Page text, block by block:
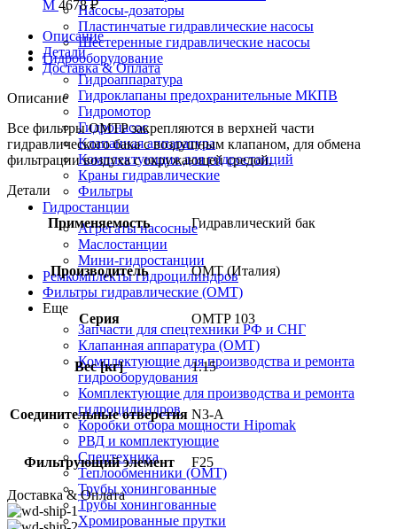
Насосы-дозаторы
Пластинчатые гидравлические насосы
Шестеренные гидравлические насосы
Гидрооборудование
Гидроаппаратура
Гидроклапаны предохранительные МКПВ
Гидромотор
Гидронасос
Клапанная аппаратура
Комплектующие для гидростанций
Краны гидравлические
Фильтры
Гидростанции
Агрегаты насосные
Маслостанции
Мини-гидростанции
Ремкомплекты гидроцилиндров
Фильтры гидравлические (OMT)
Еще
Запчасти для спецтехники РФ и СНГ
Клапанная аппаратура (OMT)
Комплектующие для производства и ремонта
гидрооборудования
Комплектующие для производства и ремонта
гидроцилиндров
Коробки отбора мощности Hipomak
РВД и комплектующие
Спецтехника
Теплообменники (OMT)
Трубы хонингованные
Трубы хонингованные
Хромированные прутки
M 4678₽
Описание
Детали
Доставка & Оплата
Описание
Все фильтры OMTP закрепляются в верхней части
гидравлического бака с воздушным клапаном, для обмена
фильтрации воздуха с окружающей средой.
Детали
Применяемость Гидравлический бак
Производитель OMT (Италия)
Серия OMTP 103
Вес [кг] 1.15
Соединительные отверстия N3-A
Фильтрующий элемент F25
Доставка & Оплата